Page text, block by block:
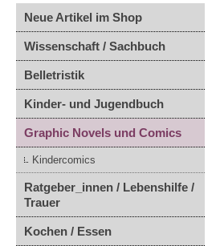
Neue Artikel im Shop
Wissenschaft / Sachbuch
Belletristik
Kinder- und Jugendbuch
Graphic Novels und Comics
Kindercomics
Ratgeber_innen / Lebenshilfe /
Trauer
Kochen / Essen